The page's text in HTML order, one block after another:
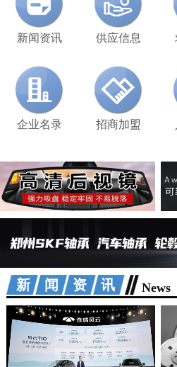
新闻资讯 供应信息
企业名录 招商加盟
新闻资讯 News